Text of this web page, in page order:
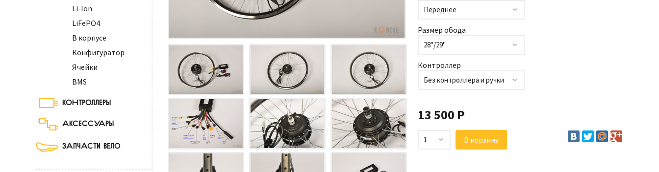
Li-Ion
LiFePO4
В корпусе
Конфигуратор
Ячейки
BMS
КОНТРОЛЛЕРЫ
АКСЕССУАРЫ
ЗАПЧАСТИ ВЕЛО
Переднее
Размер обода
28"/29"
Контроллер
Без контроллера и ручки
13 500 Р
1